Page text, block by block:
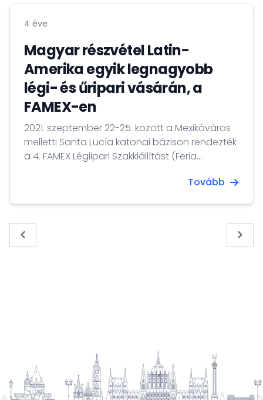
4 éve
Magyar részvétel Latin-
Amerika egyik legnagyobb
légi- és űripari vásárán, a
FAMEX-en
2021. szeptember 22-25. között a Mexikóváros
melletti Santa Lucía katonai bázison rendezték
a 4. FAMEX Légiipari Szakkiállítást (Feria
Tovább
« Previous Next